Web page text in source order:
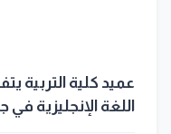
عميد كلية التربية
اللغة الإنجليزية